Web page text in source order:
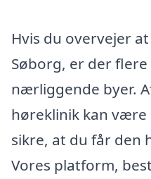
Hvis du overvejer
Søborg, er der
nærliggende byer.
høreklinik kan
sikre, at du får den
Vores platform,